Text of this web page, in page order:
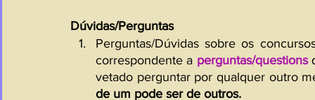
Dúvidas/Perguntas
Perguntas/Dúvidas sobre os
correspondente a perguntas/questions
vetado perguntar por qualquer outro
de um pode ser de outros.